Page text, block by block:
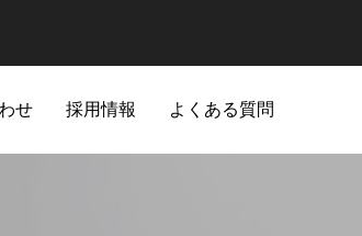
せ 採用情報 よくある質問